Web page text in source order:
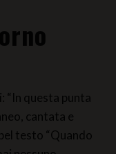
“In questa punta
cantata e
testo “Quando